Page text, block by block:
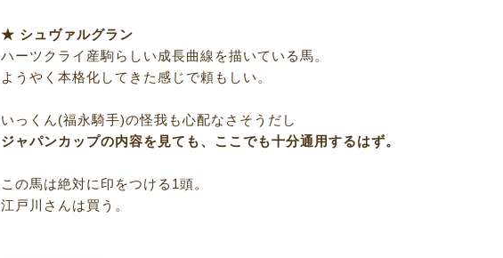
★ シュヴァルグラン
ハーツクライ産駒らしい成長曲線を描いている馬。
ようやく本格化してきた感じで頼もしい。
いっくん(福永騎手)の怪我も心配なさそうだし
ジャパンカップの内容を見ても、ここでも十分通用するはず。
この馬は絶対に印をつける1頭。
江戸川さんは買う。